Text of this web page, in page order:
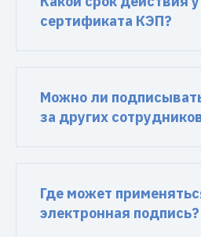
сертификата КЭП?
Можно ли
за других
Где может
электронная подпись?